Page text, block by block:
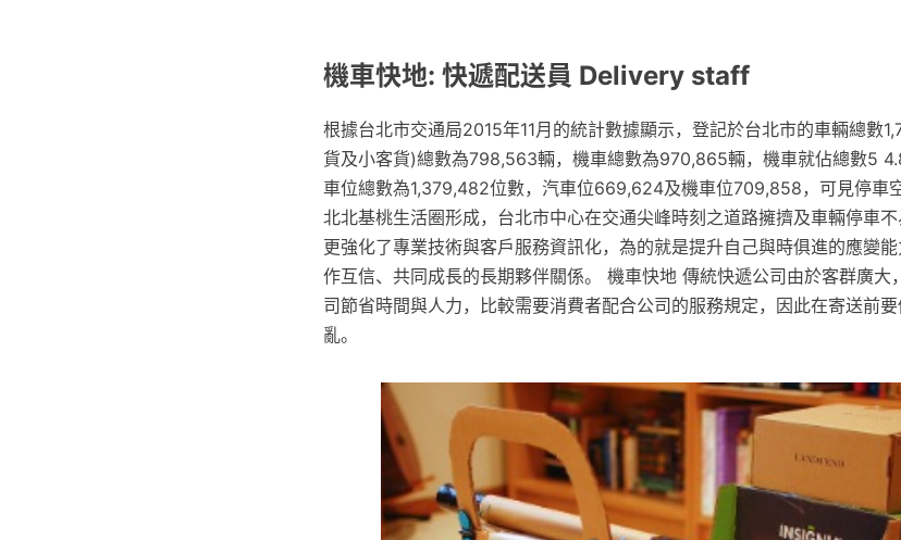
機車快地: 快遞配送員 Delivery staff
根據台北市交通局2015年11月的統計數據顯示，登記於台北市的車輛總數
貨及小客貨)總數為798,563輛，機車總數為970,865輛，機車就佔總數5
車位總數為1,379,482位數，汽車位669,624及機車位709,858，可見停車
北北基桃生活圈形成，台北市中心在交通尖峰時刻之道路擁擠及車輛停車
更強化了專業技術與客戶服務資訊化，為的就是提升自己與時俱進的應變
作互信、共同成長的長期夥伴關係。 機車快地 傳統快遞公司由於客群廣大
司節省時間與人力，比較需要消費者配合公司的服務規定，因此在寄送前
亂。